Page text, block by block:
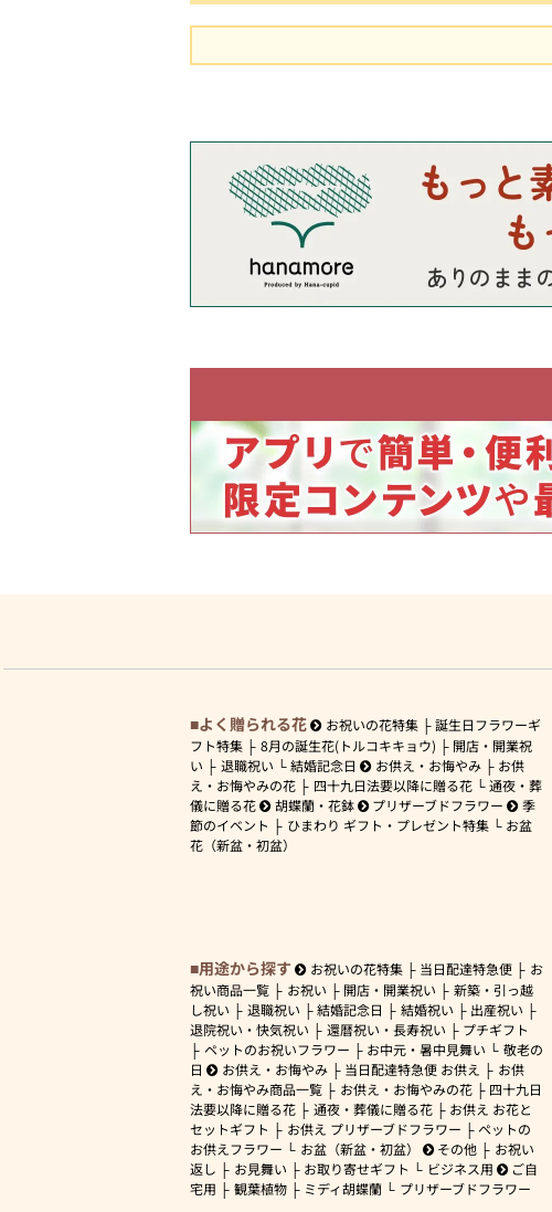
よく贈られる花 お祝いの花特集
誕生日フラワーギ
フト特集
8月の誕生花(トルコキキョウ)
開店・開業祝
い
退職祝い 結婚記念日 お供え・お悔やみ
お供
え・お悔やみの花
四十九日法要以降に贈る花
通夜・葬
儀に贈る花
胡蝶蘭・花鉢 プリザーブドフラワー
季
節のイベント
ひまわり ギフト・プレゼント特集
お盆
花（新盆・初盆）
用途から探す お祝いの花特集 当日配達特急便
お
祝い商品一覧
お祝い 開店・開業祝い
新築・引っ越
し祝い
退職祝い 結婚記念日 結婚祝い
出産祝い
退院祝い・快気祝い
還暦祝い・長寿祝い
プチギフト
ペットのお祝いフラワー
お中元・暑中見舞い
敬老の
日
お供え・お悔やみ 当日配達特急便 お供え
お供
え・お悔やみ商品一覧
お供え・お悔やみの花
四十九日
法要以降に贈る花
通夜・葬儀に贈る花
お供え お花と
セットギフト
お供え プリザーブドフラワー
ペットの
お供えフラワー
お盆（新盆・初盆） その他
お祝い
返し
お見舞い お取り寄せギフト ビジネス用
ご自
宅用
観葉植物 ミディ胡蝶蘭 プリザーブドフラワー